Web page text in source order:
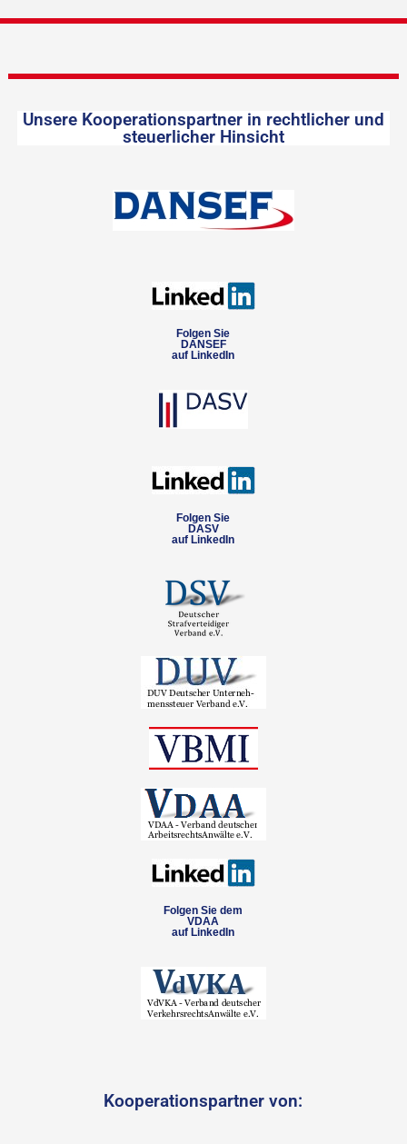
Unsere Kooperationspartner in rechtlicher und
steuerlicher Hinsicht
Folgen Sie
DANSEF
auf LinkedIn
Folgen Sie
DASV
auf LinkedIn
Folgen Sie dem
VDAA
auf LinkedIn
Kooperationspartner von: